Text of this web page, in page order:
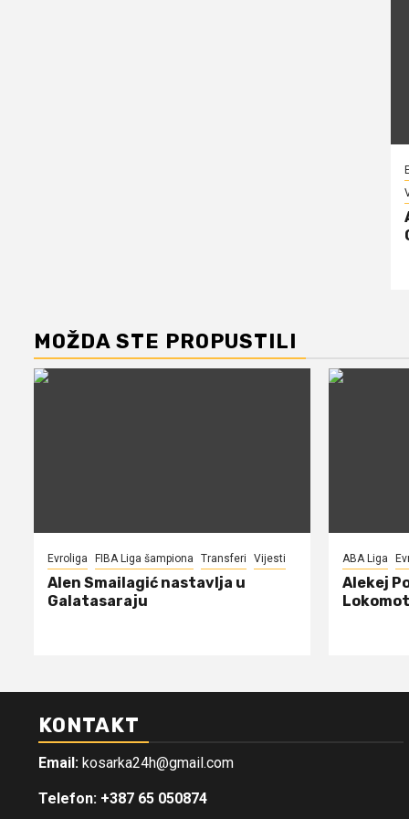
MOŽDA STE PROPUSTILI
Evroliga FIBA Liga šampiona Transferi Vijesti
Alen Smailagić nastavlja u
Galatasaraju
ABA Liga
Alekej
KONTAKT
Email: kosarka24h@gmail.com
Telefon: +387 65 050874